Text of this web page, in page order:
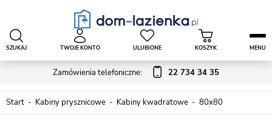
Zamówienia telefoniczne: 22 734 34 35
SZUKAJ TWOJE KONTO ULUBIONE KOSZYK MENU
Start Kabiny prysznicowe Kabiny kwadratowe 80x80